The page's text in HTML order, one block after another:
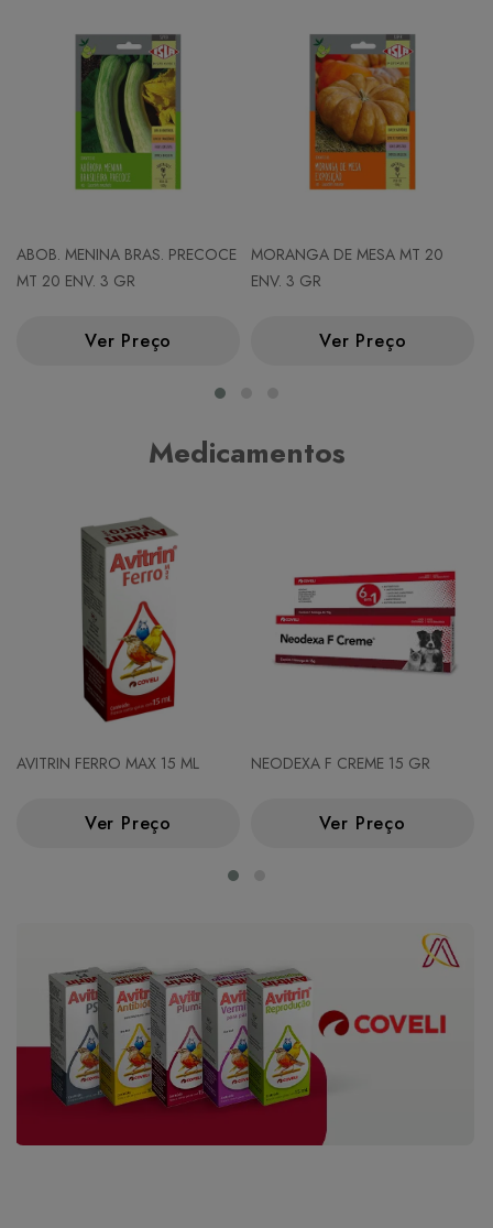
ABOB. MENINA BRAS. PRECOCE
MT 20 ENV. 3 GR
Ver Preço
MORANGA DE MESA MT 20
ENV. 3 GR
Ver Preço
Medicamentos
AVITRIN FERRO MAX 15 ML
Ver Preço
NEODEXA F CREME 15 GR
Ver Preço